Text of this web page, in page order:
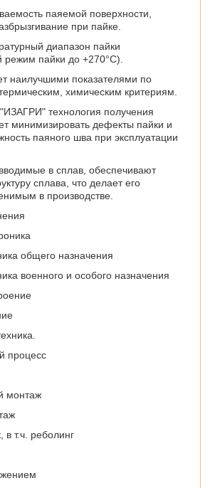
паяемой поверхности,
при пайке.
диапазон пайки
режим пайки до +270°С).
наилучшими показателями по
химическим критериям.
технология получения
минимизировать дефекты пайки и
паяного шва при эксплуатации
в сплав, обеспечивают
сплава, что делает его
в производстве.
общего назначения
военного и особого назначения
процесс
монтаж
в т.ч. реболинг